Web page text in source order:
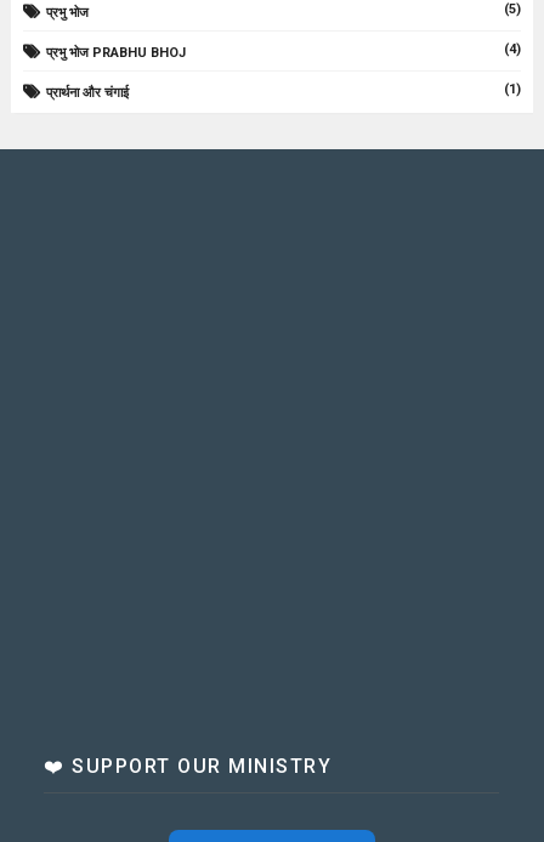
प्रभु भोज (5)
प्रभु भोज PRABHU BHOJ (4)
प्रार्थना और चंगाई (1)
❤️ SUPPORT OUR MINISTRY